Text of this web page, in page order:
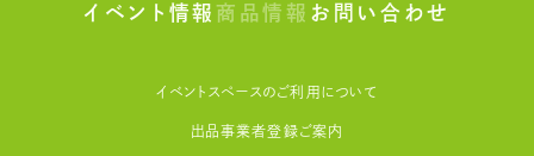
イベント情報商品情報 お問い合わせ
イベントスペースのご利用について
出品事業者登録ご案内